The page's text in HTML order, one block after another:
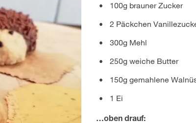
100g brauner Zucker
2 Päckchen
300g Mehl
250g weiche Butter
150g gemahlene
1 Ei
…oben drauf: